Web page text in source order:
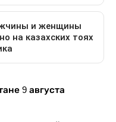
9 августа